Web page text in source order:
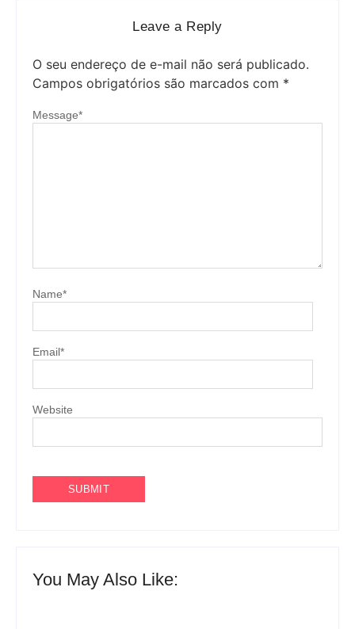
Leave a Reply
O seu endereço de e-mail não será publicado.
Campos obrigatórios são marcados com *
Message*
Name*
Email*
Website
You May Also Like: